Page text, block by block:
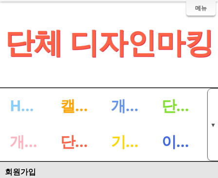
메뉴
단체 디자인마킹
HOME 캘리 싸인마킹 개인 단순마킹
단체 단순마킹
개인 디자인마킹
▼
단체 디자인마킹 기타마킹 이벤트
회원가입